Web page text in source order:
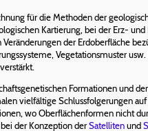
für die Methoden der
Kartierung, bei der Erz-
der Erdoberfläche
Vegetationsmuster
Formationen und
vielfältige Schlussfolgerungen
wo Oberflächenformen nicht
der Konzeption derSatellitenund